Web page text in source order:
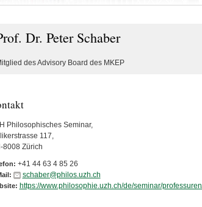
Dr. Peter Schaber
des Advisory Board des MKEP
Philosophisches Seminar,
117,
8008 Zürich
+41 44 63 4 85 26
schaber@philos.uzh.ch
https://www.philosophie.uzh.ch/de/seminar/